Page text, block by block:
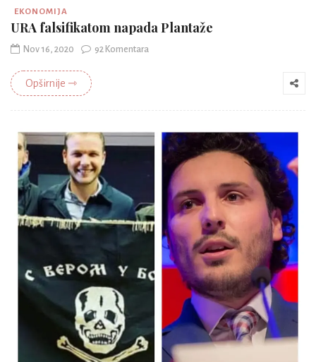
EKONOMIJA
URA falsifikatom napada Plantaže
Nov 16, 2020 92 Komentara
Opširnije ⇾